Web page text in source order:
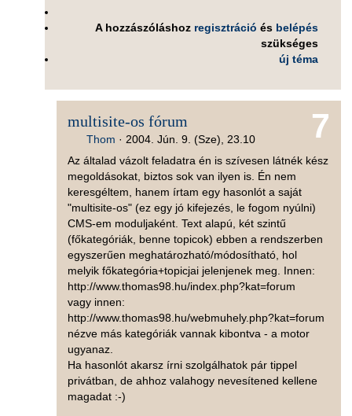
A hozzászóláshoz regisztráció és belépés
szükséges
új téma
7
multisite-os fórum
Thom · 2004. Jún. 9. (Sze), 23.10
Az általad vázolt feladatra én is szívesen látnék kész
megoldásokat, biztos sok van ilyen is. Én nem
keresgéltem, hanem írtam egy hasonlót a saját
"multisite-os" (ez egy jó kifejezés, le fogom nyúlni)
CMS-em moduljaként. Text alapú, két szintű
(főkategóriák, benne topicok) ebben a rendszerben
egyszerűen meghatározható/módosítható, hol
melyik főkategória+topicjai jelenjenek meg. Innen:
http://www.thomas98.hu/index.php?kat=forum
vagy innen:
http://www.thomas98.hu/webmuhely.php?kat=forum
nézve más kategóriák vannak kibontva - a motor
ugyanaz.
Ha hasonlót akarsz írni szolgálhatok pár tippel
privátban, de ahhoz valahogy nevesítened kellene
magadat :-)